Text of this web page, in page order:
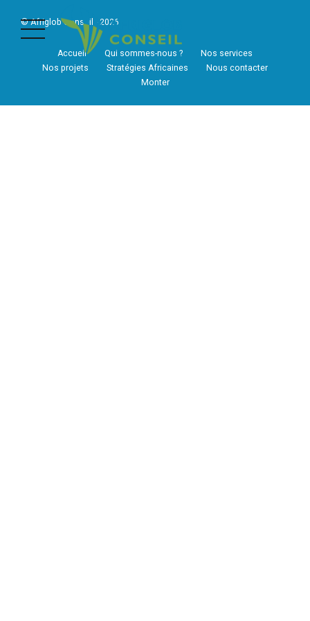
© Afriglob Conseil - 2026
Accueil Qui sommes-nous ?
Nos services
Nos projets
Stratégies Africaines
Nous contacter
Monter